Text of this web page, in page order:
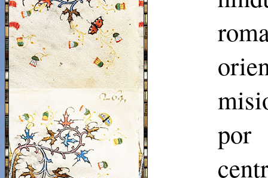
por